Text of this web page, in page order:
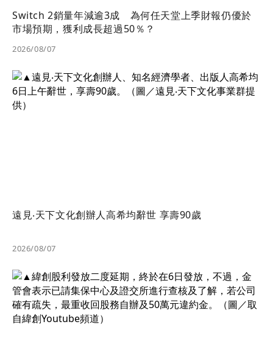
Switch 2銷量年減逾3成 為何任天堂上季財報仍優於
市場預期，獲利成長超過50％？
2026/08/07
遠見‧天下文化創辦人高希均辭世 享壽90歲
2026/08/07